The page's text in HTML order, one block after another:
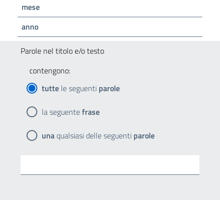
mese
anno
Parole nel titolo e/o testo
contengono:
tutte le seguenti parole
la seguentefrase
unaqualsiasi delle seguenti parole